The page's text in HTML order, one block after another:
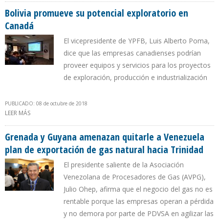
Bolivia promueve su potencial exploratorio en
Canadá
El vicepresidente de YPFB, Luis Alberto Poma,
dice que las empresas canadienses podrían
proveer equipos y servicios para los proyectos
de exploración, producción e industrialización
PUBLICADO: 08 de octubre de 2018
LEER MÁS
Grenada y Guyana amenazan quitarle a Venezuela
plan de exportación de gas natural hacia Trinidad
El presidente saliente de la Asociación
Venezolana de Procesadores de Gas (AVPG),
Julio Ohep, afirma que el negocio del gas no es
rentable porque las empresas operan a pérdida
y no demora por parte de PDVSA en agilizar las